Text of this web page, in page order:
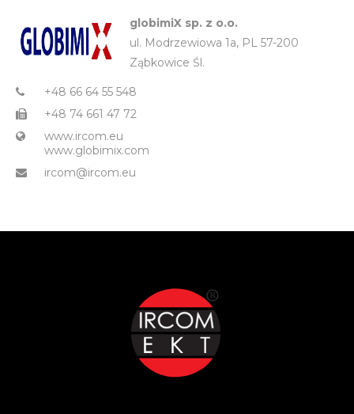
globimiX sp. z o.o.
ul. Modrzewiowa 1a, PL 57-200
Ząbkowice Śl.
+48 66 64 55 548
+48 74 661 47 72
www.ircom.eu
www.globimix.com
ircom@ircom.eu